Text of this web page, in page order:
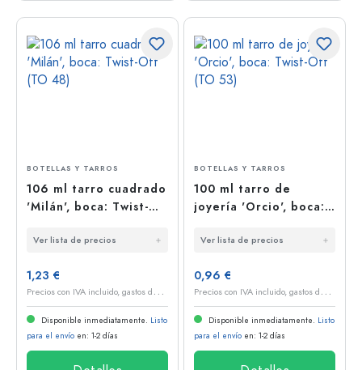
BOTELLAS Y TARROS
106 ml tarro cuadrado
'Milán', boca: Twist-
Ver lista de precios
1,23 €
P
recios con IVA incluido, gastos de envío excluidos
Disponible inmediatamente. Listo
para el envío en: 1-2 días
BOTELLAS Y TARROS
100 ml tarro de
joyería 'Orcio', boca:
Ver lista de precios
0,96 €
P
recios con IVA incluido, gastos de envío excluidos
Disponible inmediatamente. Listo
para el envío en: 1-2 días